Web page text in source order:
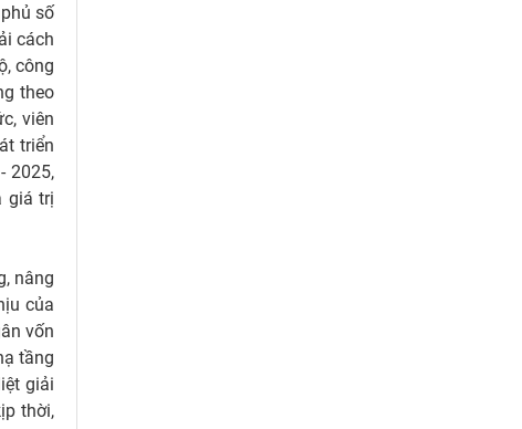
số
cách
công
theo
viên
triển
2025,
giá trị
nâng
của
vốn
tầng
giải
thời,